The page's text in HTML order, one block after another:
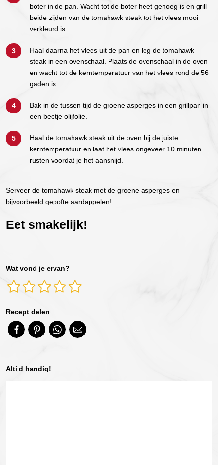
boter in de pan. Wacht tot de boter heet genoeg is en grill
beide zijden van de tomahawk steak tot het vlees mooi
verkleurd is.
Haal daarna het vlees uit de pan en leg de tomahawk
steak in een ovenschaal. Plaats de ovenschaal in de oven
en wacht tot de kerntemperatuur van het vlees rond de 56
gaden is.
Bak in de tussen tijd de groene asperges in een grillpan in
een beetje olijfolie.
Haal de tomahawk steak uit de oven bij de juiste
kerntemperatuur en laat het vlees ongeveer 10 minuten
rusten voordat je het aansnijd.
Serveer de tomahawk steak met de groene asperges en
bijvoorbeeld gepofte aardappelen!
Eet smakelijk!
Wat vond je ervan?
Recept delen
Altijd handig!